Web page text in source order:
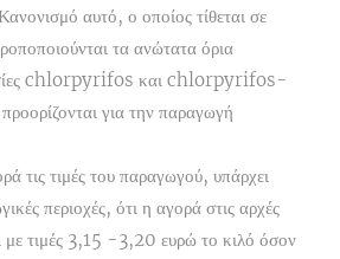
αυτό, ο οποίος τίθεται σε
τα ανώτατα όρια
chlorpyrifos και chlorpyrifos-
για την παραγωγή
τις τιμές του παραγωγού, υπάρχει
περιοχές, ότι η αγορά στις αρχές
με τιμές 3,15 -3,20 ευρώ το κιλό όσον